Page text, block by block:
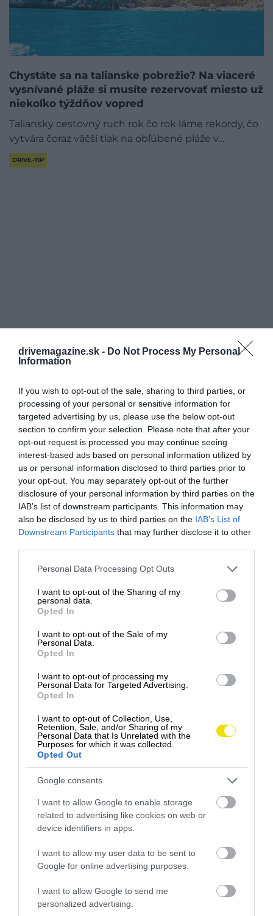
drivemagazine.sk - Do Not Process My Personal
Information
If you wish to opt-out of the sale, sharing to third parties, or
processing of your personal or sensitive information for
targeted advertising by us, please use the below opt-out
section to confirm your selection. Please note that after your
opt-out request is processed you may continue seeing
interest-based ads based on personal information utilized by
us or personal information disclosed to third parties prior to
your opt-out. You may separately opt-out of the further
disclosure of your personal information by third parties on the
IAB’s list of downstream participants. This information may
also be disclosed by us to third parties on the IAB’s List of
Downstream Participants that may further disclose it to other
Please note that this website/app uses one or more Google
not limited to your visit or usage behaviour. You may click to
grant or deny consent to Google and its third-party tags to
use your data for below specified purposes in below Google
consent section.
Personal Data Processing Opt Outs
I want to opt-out of the Sharing of my
personal data.
Opted In
I want to opt-out of the Sale of my
Personal Data.
Opted In
I want to opt-out of processing my
Personal Data for Targeted Advertising.
Opted In
I want to opt-out of Collection, Use,
Retention, Sale, and/or Sharing of my
Personal Data that Is Unrelated with the
Purposes for which it was collected.
Opted Out
Google consents
I want to allow Google to enable storage
related to advertising like cookies on web or
device identifiers in apps.
I want to allow my user data to be sent to
Google for online advertising purposes.
I want to allow Google to send me
personalized advertising.
Chystáte sa na talianske pobrežie? Na viaceré
vysnívané pláže si musíte rezervovať miesto už
niekoľko týždňov vopred
Taliansky cestovný ruch rok čo rok láme rekordy, čo
vytvára čoraz väčší tlak na obľúbené pláže v…
DRIVE-TIP
Šport a kalórie v jednom: Prečo bežci cestujú
za tiramisu do talianskeho Trevisa
historickým centrom plným kanálov. V cieli vás
namiesto…
PROGRAM